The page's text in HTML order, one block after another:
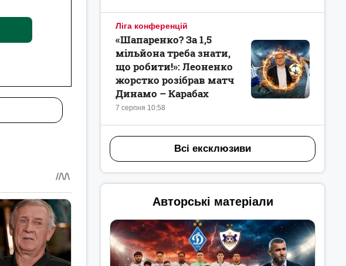
Ліга конференцій
7 серпня 10:58
«Шапаренко? За 1,5
мільйона треба знати,
що робити!»: Леоненко
жорстко розібрав матч
Динамо – Карабах
Всі ексклюзиви
Авторські матеріали